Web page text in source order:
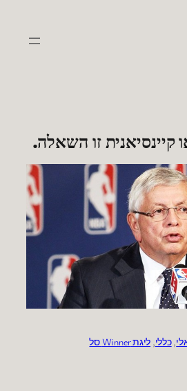
קיינסיאנית זו השאלה.
, כללי, ליגת Winner סל